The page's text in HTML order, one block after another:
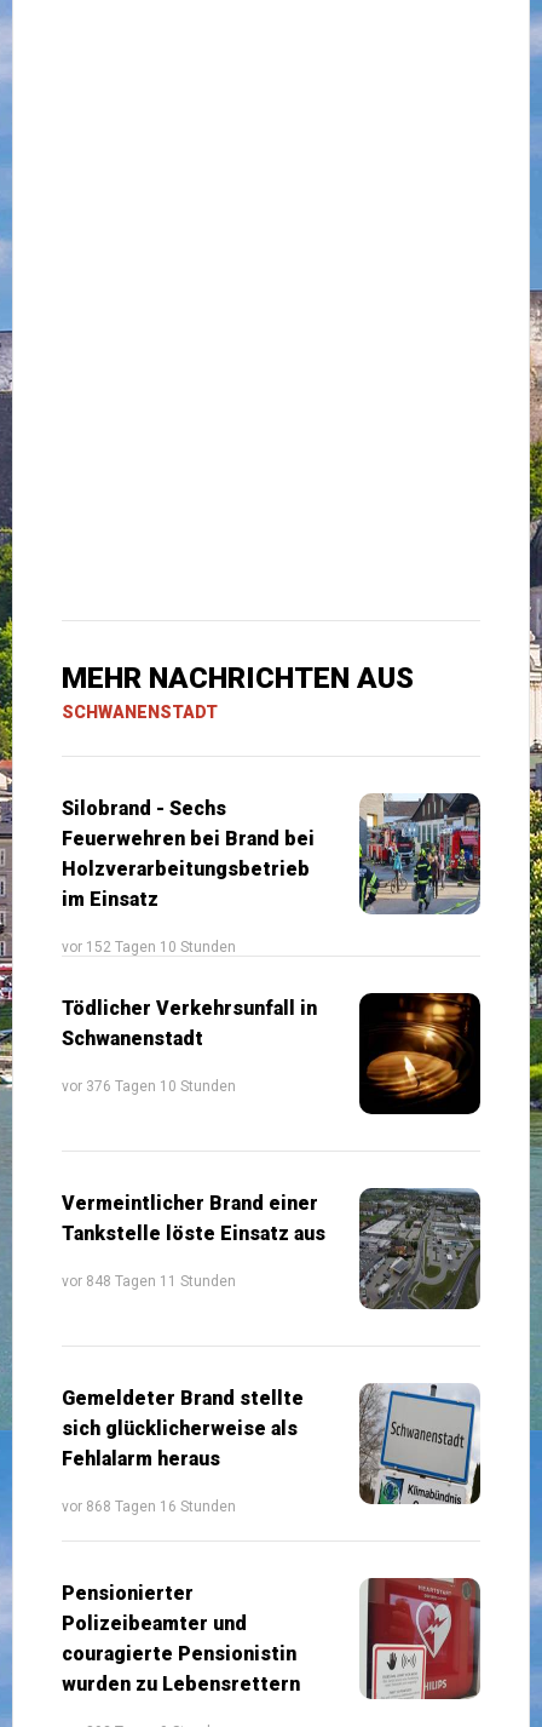
MEHR NACHRICHTEN AUS
SCHWANENSTADT
Silobrand - Sechs
Feuerwehren bei Brand bei
Holzverarbeitungsbetrieb
im Einsatz
vor 152 Tagen 10 Stunden
Tödlicher Verkehrsunfall in
Schwanenstadt
vor 376 Tagen 10 Stunden
Vermeintlicher Brand einer
Tankstelle löste Einsatz aus
vor 848 Tagen 11 Stunden
Gemeldeter Brand stellte
sich glücklicherweise als
Fehlalarm heraus
vor 868 Tagen 16 Stunden
Pensionierter
Polizeibeamter und
couragierte Pensionistin
wurden zu Lebensrettern